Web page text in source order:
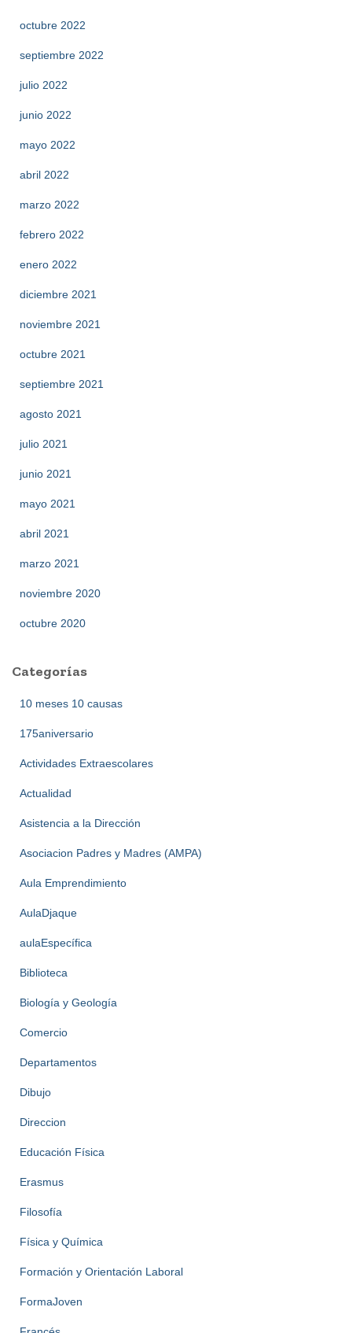
octubre 2022
septiembre 2022
julio 2022
junio 2022
mayo 2022
abril 2022
marzo 2022
febrero 2022
enero 2022
diciembre 2021
noviembre 2021
octubre 2021
septiembre 2021
agosto 2021
julio 2021
junio 2021
mayo 2021
abril 2021
marzo 2021
noviembre 2020
octubre 2020
Categorías
10 meses 10 causas
175aniversario
Actividades Extraescolares
Actualidad
Asistencia a la Dirección
Asociacion Padres y Madres (AMPA)
Aula Emprendimiento
AulaDjaque
aulaEspecífica
Biblioteca
Biología y Geología
Comercio
Departamentos
Dibujo
Direccion
Educación Física
Erasmus
Filosofía
Física y Química
Formación y Orientación Laboral
FormaJoven